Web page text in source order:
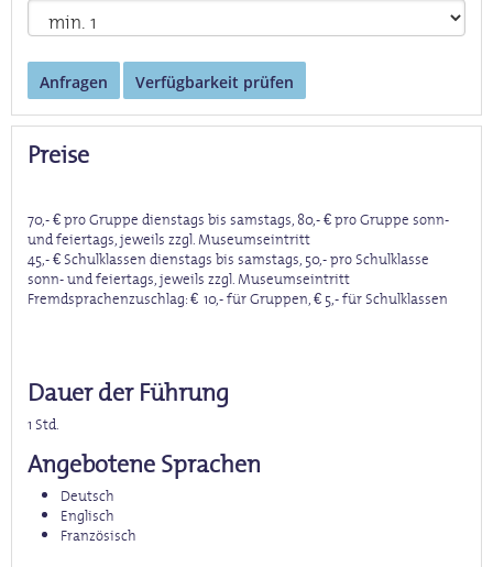
Anfragen Verfügbarkeit prüfen
Preise
70,- €proGruppe dienstags bis samstags, 80,- € pro Gruppe sonn-
und feiertags, jeweils zzgl. Museumseintritt
45,- €Schulklassen dienstags bis samstags, 50,- pro Schulklasse
sonn- und feiertags, jeweils zzgl. Museumseintritt
Fremdsprachenzuschlag:€ 10,- für Gruppen, € 5,- für Schulklassen
Dauer der Führung
1 Std.
Angebotene Sprachen
Deutsch
Englisch
Französisch